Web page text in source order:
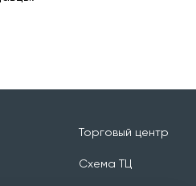
Торговый центр
Схема ТЦ